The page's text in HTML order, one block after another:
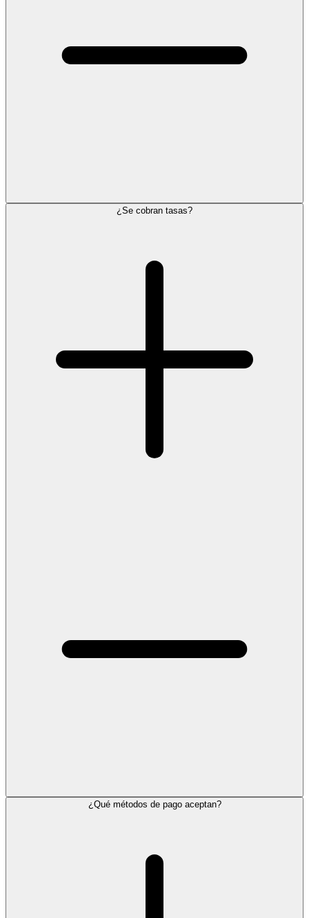
¿Se cobran tasas?
¿Qué métodos de pago aceptan?